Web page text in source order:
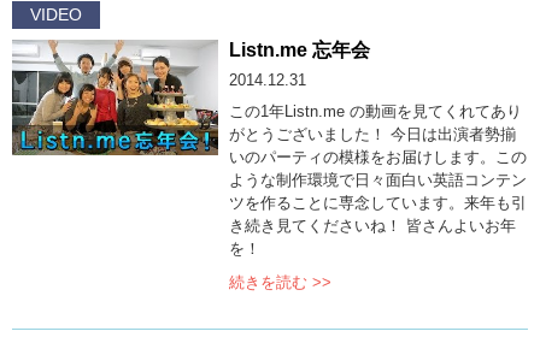
VIDEO
Listn.me 忘年会
2014.12.31
この1年Listn.me の動画を見てくれてあり
がとうございました！ 今日は出演者勢揃
いのパーティの模様をお届けします。この
ような制作環境で日々面白い英語コンテン
ツを作ることに専念しています。来年も引
き続き見てくださいね！ 皆さんよいお年
を！
続きを読む >>